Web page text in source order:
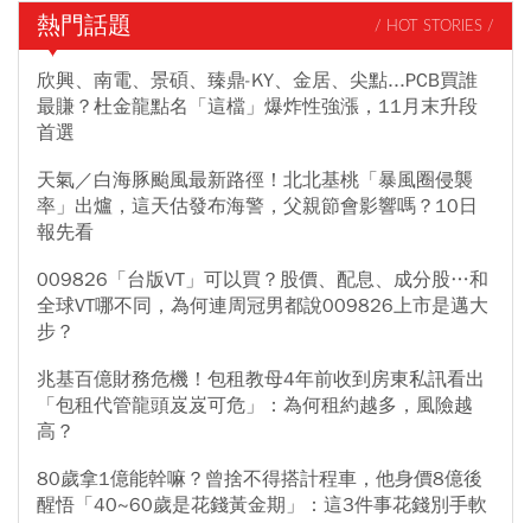
熱門話題 / HOT STORIES /
欣興、南電、景碩、臻鼎-KY、金居、尖點...PCB買誰
最賺？杜金龍點名「這檔」爆炸性強漲，11月末升段
首選
天氣／白海豚颱風最新路徑！北北基桃「暴風圈侵襲
率」出爐，這天估發布海警，父親節會影響嗎？10日
報先看
009826「台版VT」可以買？股價、配息、成分股…和
全球VT哪不同，為何連周冠男都說009826上市是邁大
步？
兆基百億財務危機！包租教母4年前收到房東私訊看出
「包租代管龍頭岌岌可危」：為何租約越多，風險越
高？
80歲拿1億能幹嘛？曾捨不得搭計程車，他身價8億後
醒悟「40~60歲是花錢黃金期」：這3件事花錢別手軟